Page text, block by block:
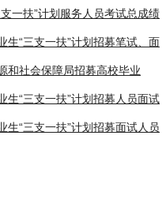
一扶”计划服务人员考试总成绩
“三支一扶”计划招募笔试、面
和社会保障局招募高校毕业
“三支一扶”计划招募人员面试
“三支一扶”计划招募面试人员